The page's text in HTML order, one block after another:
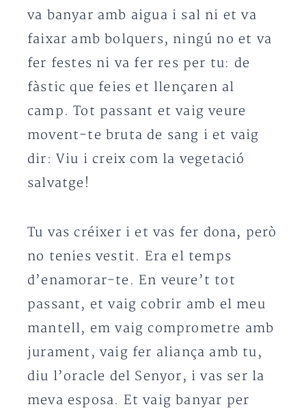
va banyar amb aigua i sal ni et va
faixar amb bolquers, ningú no et va
fer festes ni va fer res per tu: de
fàstic que feies et llençaren al
camp. Tot passant et vaig veure
movent-te bruta de sang i et vaig
dir: Viu i creix com la vegetació
salvatge!
Tu vas créixer i et vas fer dona, però
no tenies vestit. Era el temps
d’enamorar-te. En veure’t tot
passant, et vaig cobrir amb el meu
mantell, em vaig comprometre amb
jurament, vaig fer aliança amb tu,
diu l’oracle del Senyor, i vas ser la
meva esposa. Et vaig banyar per